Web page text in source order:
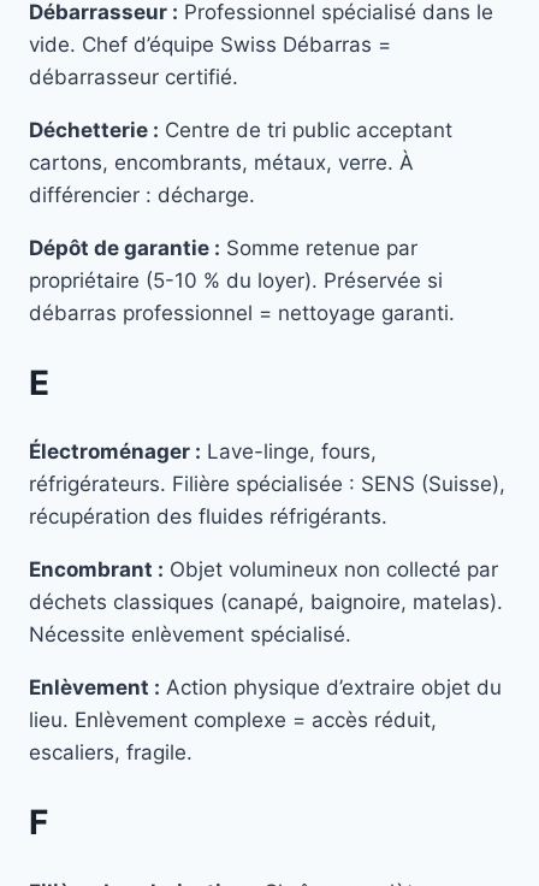
Débarrasseur : Professionnel spécialisé dans le
vide. Chef d’équipe Swiss Débarras =
débarrasseur certifié.
Déchetterie : Centre de tri public acceptant
cartons, encombrants, métaux, verre. À
différencier : décharge.
Dépôt de garantie : Somme retenue par
propriétaire (5-10 % du loyer). Préservée si
débarras professionnel = nettoyage garanti.
E
Électroménager : Lave-linge, fours,
réfrigérateurs. Filière spécialisée : SENS (Suisse),
récupération des fluides réfrigérants.
Encombrant : Objet volumineux non collecté par
déchets classiques (canapé, baignoire, matelas).
Nécessite enlèvement spécialisé.
Enlèvement : Action physique d’extraire objet du
lieu. Enlèvement complexe = accès réduit,
escaliers, fragile.
F